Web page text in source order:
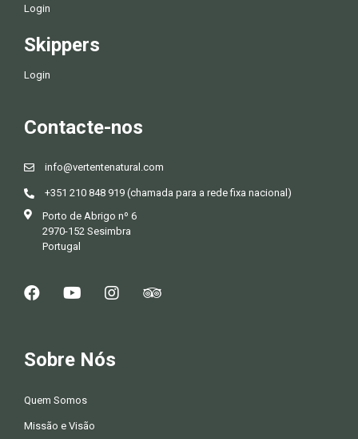
Login
Skippers
Login
Contacte-nos
info@vertentenatural.com
+351 210 848 919 (chamada para a rede fixa nacional)
Porto de Abrigo nº 6
2970-152 Sesimbra
Portugal
Sobre Nós
Quem Somos
Missão e Visão